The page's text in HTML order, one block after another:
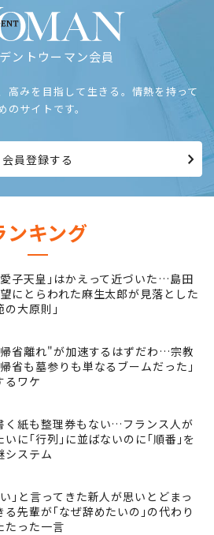
ントウーマン会員
高みを目指して生きる。情熱を持って
サイトです。
会員登録する
ンキング
子天皇｣はかえって近づいた…島田
にとらわれた麻生太郎が見落とした
の大原則｣
省離れ"が加速するはずだわ…宗教
省も墓参りも単なるブームだった｣
るワケ
く紙も整理券もない…フランス人が
いに｢行列｣に並ばないのに｢順番｣を
システム
｣と言ってきた新人が思いとどまっ
先輩が｢なぜ辞めたいの｣の代わり
たった一言